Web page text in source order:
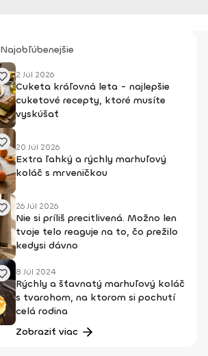
Najobľúbenejšie
2 Júl 2026
Cuketa kráľovná leta - najlepšie
cuketové recepty, ktoré musíte
vyskúšať
20 Júl 2026
Extra ľahký a rýchly marhuľový
koláč s mrveničkou
26 Júl 2026
Nie si príliš precitlivená. Možno len
tvoje telo reaguje na to, čo prežilo
kedysi dávno
8 Júl 2024
Rýchly a šťavnatý marhuľový koláč
s tvarohom, na ktorom si pochutí
celá rodina
Zobraziť viac